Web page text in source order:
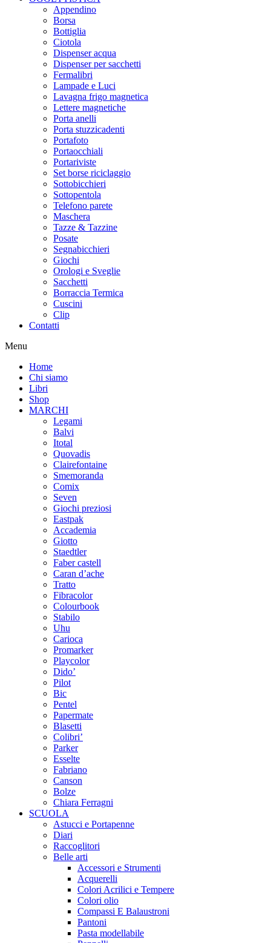
Appendino
Borsa
Bottiglia
Ciotola
Dispenser acqua
Dispenser per sacchetti
Fermalibri
Lampade e Luci
Lavagna frigo magnetica
Lettere magnetiche
Porta anelli
Porta stuzzicadenti
Portafoto
Portaocchiali
Portariviste
Set borse riciclaggio
Sottobicchieri
Sottopentola
Telefono parete
Maschera
Tazze & Tazzine
Posate
Segnabicchieri
Giochi
Orologi e Sveglie
Sacchetti
Borraccia Termica
Cuscini
Clip
Contatti
Menu
Home
Chi siamo
Libri
Shop
MARCHI
Legami
Balvi
Itotal
Quovadis
Clairefontaine
Smemoranda
Comix
Seven
Giochi preziosi
Eastpak
Accademia
Giotto
Staedtler
Faber castell
Caran d’ache
Tratto
Fibracolor
Colourbook
Stabilo
Uhu
Carioca
Promarker
Playcolor
Dido’
Pilot
Bic
Pentel
Papermate
Blasetti
Colibri’
Parker
Esselte
Fabriano
Canson
Bolze
Chiara Ferragni
SCUOLA
Astucci e Portapenne
Diari
Raccoglitori
Belle arti
Accessori e Strumenti
Acquerelli
Colori Acrilici e Tempere
Colori olio
Compassi E Balaustroni
Pantoni
Pasta modellabile